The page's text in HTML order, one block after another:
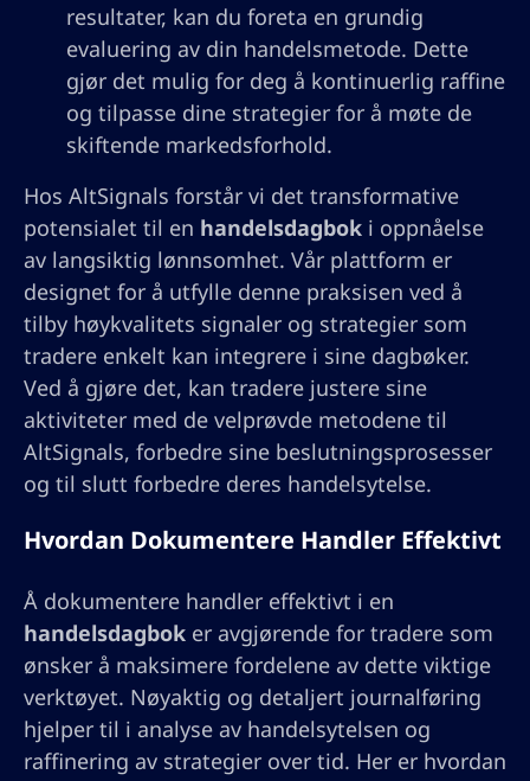
resultater, kan du foreta en grundig
evaluering av din handelsmetode. Dette
gjør det mulig for deg å kontinuerlig raffine
og tilpasse dine strategier for å møte de
skiftende markedsforhold.
Hos AltSignals forstår vi det transformative
potensialet til en handelsdagbok i oppnåelse
av langsiktig lønnsomhet. Vår plattform er
designet for å utfylle denne praksisen ved å
tilby høykvalitets signaler og strategier som
tradere enkelt kan integrere i sine dagbøker.
Ved å gjøre det, kan tradere justere sine
aktiviteter med de velprøvde metodene til
AltSignals, forbedre sine beslutningsprosesser
og til slutt forbedre deres handelsytelse.
Hvordan Dokumentere Handler Effektivt
Å dokumentere handler effektivt i en
handelsdagbok er avgjørende for tradere som
ønsker å maksimere fordelene av dette viktige
verktøyet. Nøyaktig og detaljert journalføring
hjelper til i analyse av handelsytelsen og
raffinering av strategier over tid. Her er hvordan